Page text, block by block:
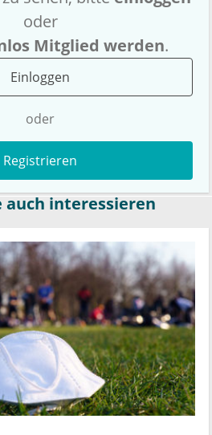
oder
Mitglied werden.
Einloggen
oder
Registrieren
auch interessieren